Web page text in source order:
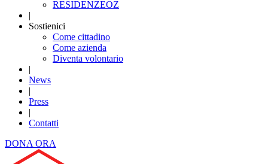
RESIDENZEOZ
|
Sostienici
Come cittadino
Come azienda
Diventa volontario
|
News
|
Press
|
Contatti
DONA ORA